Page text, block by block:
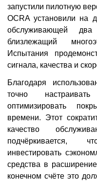
запустили пилотную
OCRA установили на
обслуживающей
близлежащий
Испытания
сигнала, качества и
Благодаря
точно
оптимизировать
времени. Этот
качество
подчёркивается,
инвестировать
средства в
конечном счёте это